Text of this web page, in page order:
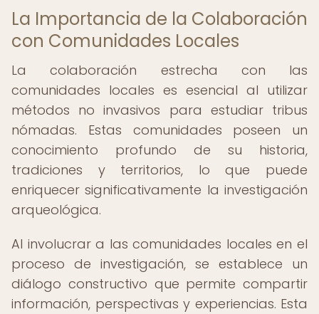
La Importancia de la Colaboración
con Comunidades Locales
La colaboración estrecha con las
comunidades locales es esencial al utilizar
métodos no invasivos para estudiar tribus
nómadas. Estas comunidades poseen un
conocimiento profundo de su historia,
tradiciones y territorios, lo que puede
enriquecer significativamente la investigación
arqueológica.
Al involucrar a las comunidades locales en el
proceso de investigación, se establece un
diálogo constructivo que permite compartir
información, perspectivas y experiencias. Esta